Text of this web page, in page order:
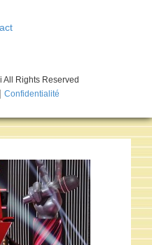
Rights Reserved
| Confidentialité